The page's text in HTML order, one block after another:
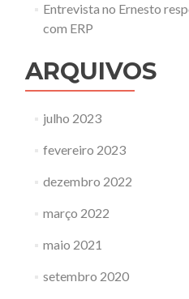
Entrevista no Ernesto
com ERP
ARQUIVOS
julho 2023
fevereiro 2023
dezembro 2022
março 2022
maio 2021
setembro 2020